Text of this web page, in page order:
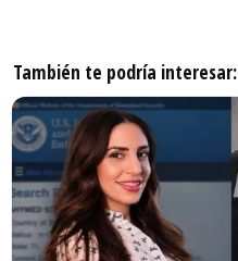
También te podría interesar: